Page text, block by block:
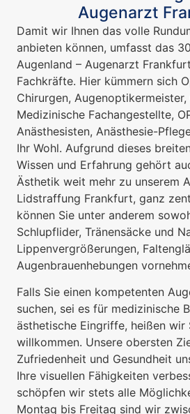
Augenarzt
Damit wir Ihnen das volle
anbieten können, umfasst das
Augenland – Augenarzt
Fachkräfte. Hier kümmern sich
Chirurgen,
Medizinische Fachangestellte,
Anästhesisten, Anästhesie-
Ihr Wohl. Aufgrund dieses
Wissen und Erfahrung gehört
Ästhetik weit mehr zu unserem
Lidstraffung Frankfurt, ganz
können Sie unter anderem
Schlupflider, Tränensäcke und
Lippenvergrößerungen,
Augenbrauenhebungen
Falls Sie einen kompetenten
suchen, sei es für medizinische
ästhetische Eingriffe, heißen wir
willkommen. Unsere obersten
Zufriedenheit und Gesundheit
Ihre visuellen Fähigkeiten
schöpfen wir stets alle
Montag bis Freitag sind wir